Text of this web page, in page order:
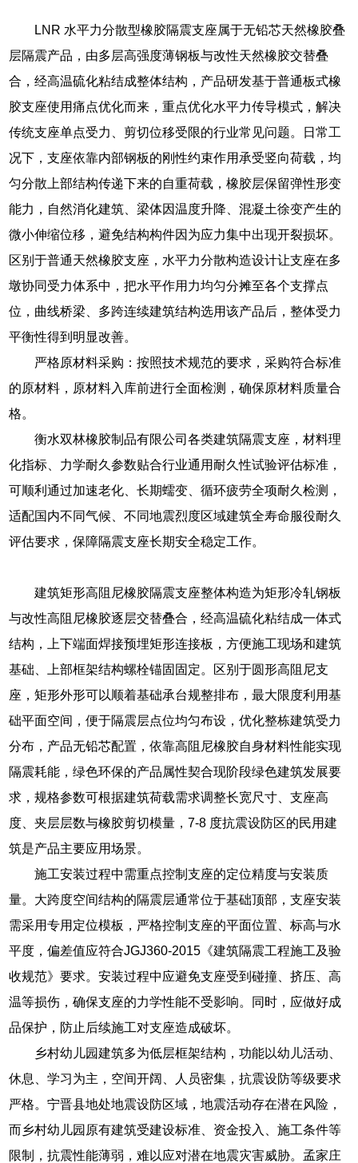
LNR 水平力分散型橡胶隔震支座属于无铅芯天然橡胶叠
层隔震产品，由多层高强度薄钢板与改性天然橡胶交替叠
合，经高温硫化粘结成整体结构，产品研发基于普通板式橡
胶支座使用痛点优化而来，重点优化水平力传导模式，解决
传统支座单点受力、剪切位移受限的行业常见问题。日常工
况下，支座依靠内部钢板的刚性约束作用承受竖向荷载，均
匀分散上部结构传递下来的自重荷载，橡胶层保留弹性形变
能力，自然消化建筑、梁体因温度升降、混凝土徐变产生的
微小伸缩位移，避免结构构件因为应力集中出现开裂损坏。
区别于普通天然橡胶支座，水平力分散构造设计让支座在多
墩协同受力体系中，把水平作用力均匀分摊至各个支撑点
位，曲线桥梁、多跨连续建筑结构选用该产品后，整体受力
平衡性得到明显改善。
严格原材料采购：按照技术规范的要求，采购符合标准
的原材料，原材料入库前进行全面检测，确保原材料质量合
格。
衡水双林橡胶制品有限公司各类建筑隔震支座，材料理
化指标、力学耐久参数贴合行业通用耐久性试验评估标准，
可顺利通过加速老化、长期蠕变、循环疲劳全项耐久检测，
适配国内不同气候、不同地震烈度区域建筑全寿命服役耐久
评估要求，保障隔震支座长期安全稳定工作。
建筑矩形高阻尼橡胶隔震支座整体构造为矩形冷轧钢板
与改性高阻尼橡胶逐层交替叠合，经高温硫化粘结成一体式
结构，上下端面焊接预埋矩形连接板，方便施工现场和建筑
基础、上部框架结构螺栓锚固固定。区别于圆形高阻尼支
座，矩形外形可以顺着基础承台规整排布，最大限度利用基
础平面空间，便于隔震层点位均匀布设，优化整栋建筑受力
分布，产品无铅芯配置，依靠高阻尼橡胶自身材料性能实现
隔震耗能，绿色环保的产品属性契合现阶段绿色建筑发展要
求，规格参数可根据建筑荷载需求调整长宽尺寸、支座高
度、夹层层数与橡胶剪切模量，7-8 度抗震设防区的民用建
筑是产品主要应用场景。
施工安装过程中需重点控制支座的定位精度与安装质
量。大跨度空间结构的隔震层通常位于基础顶部，支座安装
需采用专用定位模板，严格控制支座的平面位置、标高与水
平度，偏差值应符合JGJ360-2015《建筑隔震工程施工及验
收规范》要求。安装过程中应避免支座受到碰撞、挤压、高
温等损伤，确保支座的力学性能不受影响。同时，应做好成
品保护，防止后续施工对支座造成破坏。
乡村幼儿园建筑多为低层框架结构，功能以幼儿活动、
休息、学习为主，空间开阔、人员密集，抗震设防等级要求
严格。宁晋县地处地震设防区域，地震活动存在潜在风险，
而乡村幼儿园原有建筑受建设标准、资金投入、施工条件等
限制，抗震性能薄弱，难以应对潜在地震灾害威胁。孟家庄